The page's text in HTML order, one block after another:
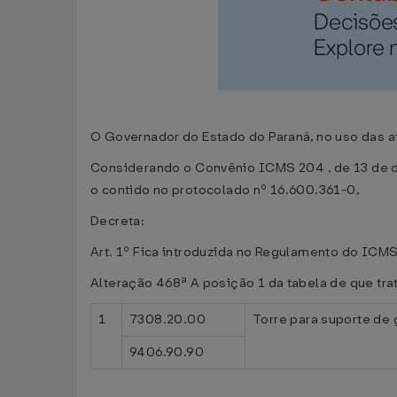
O Governador do Estado do Paraná, no uso
Considerando o Convênio ICMS 204 , de 13
o contido no protocolado nº 16.600.361-0,
Decreta:
Art. 1º Fica introduzida no Regulamento do
Alteração 468ª A posição 1 da tabela de que
1 7308.20.00
Torre para suporte
9406.90.90